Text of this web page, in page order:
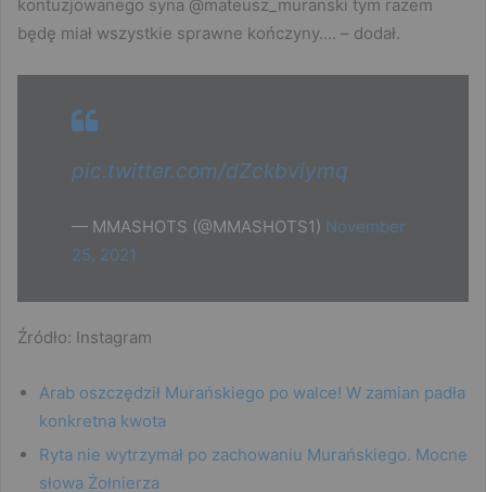
kontuzjowanego syna @mateusz_muranski tym razem
będę miał wszystkie sprawne kończyny…. – dodał.
pic.twitter.com/dZckbviymq
— MMASHOTS (@MMASHOTS1) November
25, 2021
Źródło: Instagram
Arab oszczędził Murańskiego po walce! W zamian padła
konkretna kwota
Ryta nie wytrzymał po zachowaniu Murańskiego. Mocne
słowa Żołnierza